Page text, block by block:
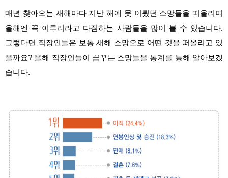
매년 찾아오는 새해마다 지난 해에 못 이뤘던 소망들을 떠올리며
올해엔 꼭 이루리라고 다짐하는 사람들을 많이 볼 수 있습니다.
그렇다면 직장인들은 보통 새해 소망으로 어떤 것을 떠올리고 있
을까요? 올해 직장인들이 꿈꾸는 소망들을 통계를 통해 알아보겠
습니다.